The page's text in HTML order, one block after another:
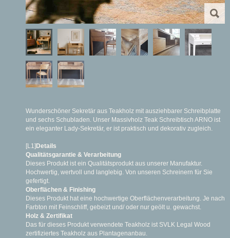
Wunderschöner Sekretär aus Teakholz mit ausziehbarer Schreibplatte
und sechs Schubladen. Unser Massivholz Teak Schreibtisch ARNO ist
ein eleganter Lady-Sekretär, er ist praktisch und dekorativ zugleich.
[L1] Details
Qualitätsgarantie & Verarbeitung
Dieses Produkt ist ein Qualitätsprodukt aus unserer Manufaktur.
Hochwertig, wertvoll und langlebig. Von unseren Schreinern für Sie
gefertigt.
Oberflächen & Finishing
Dieses Produkt hat eine hochwertige Oberflächenverarbeitung. Je nach
Farbton mit Feinschliff, gebeizt und/ oder nur geölt u. gewachst.
Holz & Zertifikat
Das für dieses Produkt verwendete Teakholz ist SVLK Legal Wood
zertifiziertes Teakholz aus Plantagenanbau.